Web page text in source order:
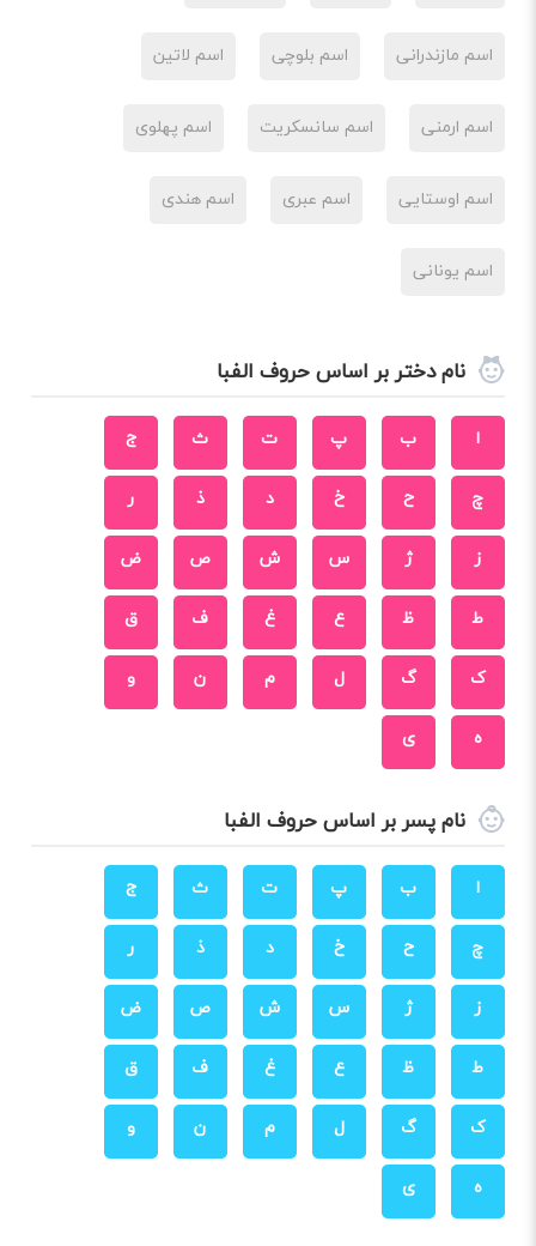
اسم مازندرانی اسم بلوچی اسم لاتین
اسم ارمنی اسم سانسکریت اسم پهلوی
اسم اوستایی اسم عبری اسم هندی
اسم یونانی
نام دختر بر اساس حروف الفبا
ا ب پ ت ث ج
چ ح خ د ذ ر
ز ژ س ش ص ض
ط ظ ع غ ف ق
ک گ ل م ن و
ه ی
نام پسر بر اساس حروف الفبا
ا ب پ ت ث ج
چ ح خ د ذ ر
ز ژ س ش ص ض
ط ظ ع غ ف ق
ک گ ل م ن و
ه ی